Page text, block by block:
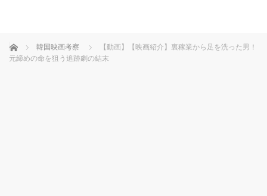
ホーム 韓国映画考察
【動画】【映画紹介】裏稼業から足を洗った男！
元締めの命を狙う追跡劇の結末